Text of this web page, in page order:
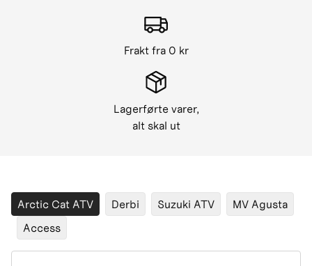
Frakt fra 0 kr
Lagerførte varer,
alt skal ut
Arctic Cat ATV Derbi Suzuki ATV
MV Agusta
Access